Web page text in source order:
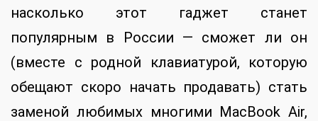
насколько этот гаджет станет
популярным в России — сможет ли он
(вместе с родной клавиатурой, которую
обещают скоро начать продавать) стать
заменой любимых многими MacBook Air,